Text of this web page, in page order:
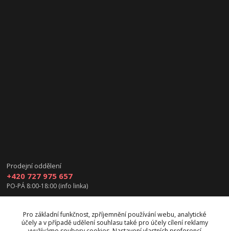
Prodejní oddělení
+420 727 975 657
PO-PÁ 8:00-18:00 (info linka)
Pro základní funkčnost, zpříjemnění používání webu, analytické
účely a v případě udělení souhlasu také pro účely cílení reklamy